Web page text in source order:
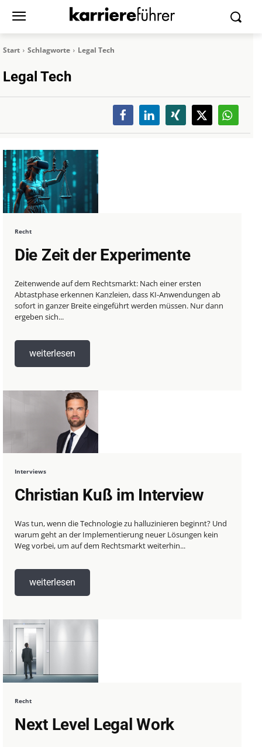
Start Schlagworte Legal Tech
Legal Tech
Recht
Die Zeit der Experimente
Zeitenwende auf dem Rechtsmarkt: Nach einer ersten
Abtastphase erkennen Kanzleien, dass KI-Anwendungen ab
sofort in ganzer Breite eingeführt werden müssen. Nur dann
ergeben sich...
weiterlesen
Interviews
Christian Kuß im Interview
Was tun, wenn die Technologie zu halluzinieren beginnt? Und
warum geht an der Implementierung neuer Lösungen kein
Weg vorbei, um auf dem Rechtsmarkt weiterhin...
weiterlesen
Recht
Next Level Legal Work